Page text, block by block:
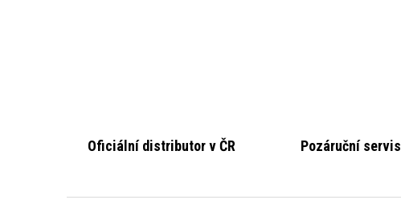
Oficiální distributor v ČR Pozáruční servis